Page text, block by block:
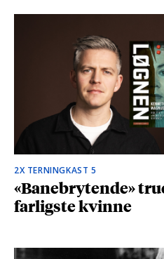
2X TERNINGKAST 5
«Banebrytende»
farligste kvinne